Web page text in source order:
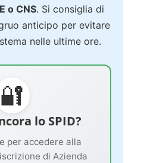
o CNS. Si consiglia di
anticipo per evitare
nelle ultime ore.
🔐
lo SPID?
per accedere alla
di Azienda